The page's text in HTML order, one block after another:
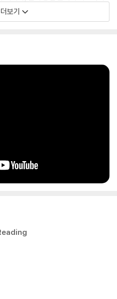
의 핵심 풀이 포인트가 무엇인지를
한 제작 문항과 핵심 기출 문항을 함
약점은 보완되며, 시험장까지 흔들
보기